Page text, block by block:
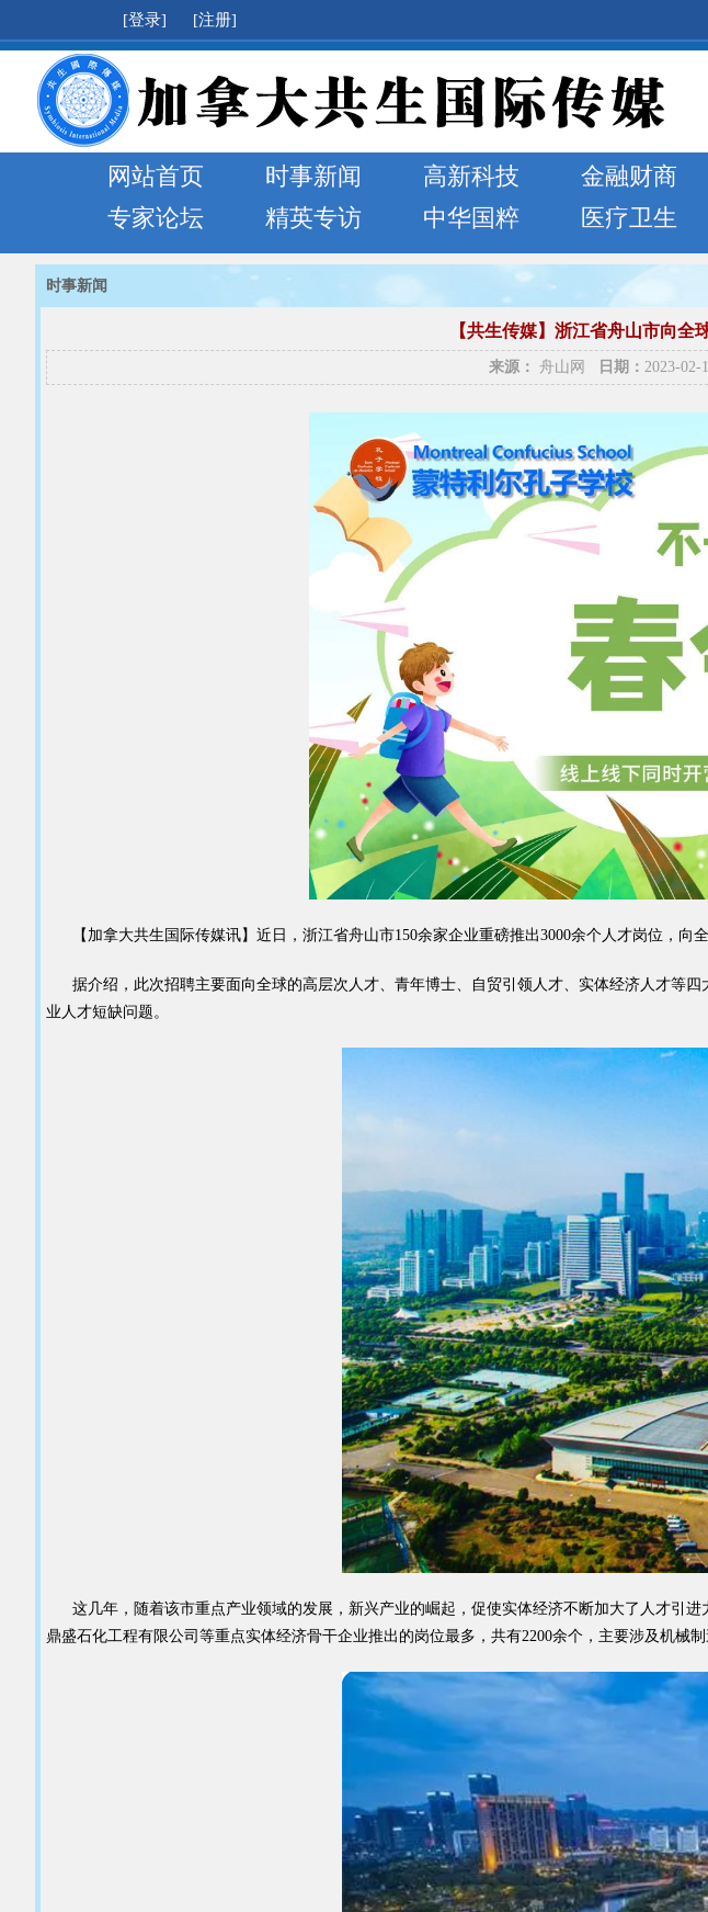
[登录] [注册]
网站首页 时事新闻 高新科技 金融财商
专家论坛
精英专访 中华国粹 医疗卫生
时事新闻
【共生传媒】浙江省舟山市向全
来源： 舟山网 日期： 2023-02-
【加拿大共生国际传媒讯】近日，浙江省舟山市150余家企业重磅推出3000余个人才岗位，
据介绍，此次招聘主要面向全球的高层次人才、青年博士、自贸引领人才、实体经济人才等
业人才短缺问题。
这几年，随着该市重点产业领域的发展，新兴产业的崛起，促使实体经济不断加大了人才引进
鼎盛石化工程有限公司等重点实体经济骨干企业推出的岗位最多，共有2200余个，主要涉及机械